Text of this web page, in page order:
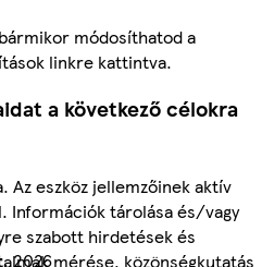
módosíthatod a
linkre kattintva.
a következő célokra
Az eszköz jellemzőinek aktív
Információk tárolása és/vagy
szabott hirdetések és
mérése, közönségkutatás
2026